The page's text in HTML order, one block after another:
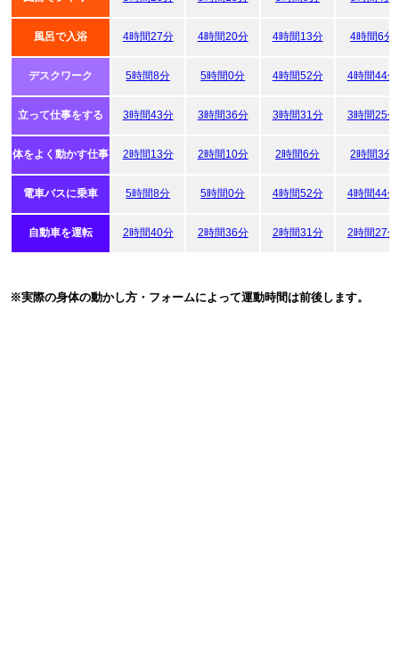
風呂で入浴 4時間27分 4時間20分 4時間13分 4時間6分
デスクワーク 5時間8分 5時間0分 4時間52分 4時間44分
立って仕事をする 3時間43分 3時間36分 3時間31分 3時間25分
体をよく動かす仕事 2時間13分 2時間10分 2時間6分 2時間3分
電車バスに乗車 5時間8分 5時間0分 4時間52分 4時間44分
自動車を運転 2時間40分 2時間36分 2時間31分 2時間27分
※実際の身体の動かし方・フォームによって運動時間は前後します。